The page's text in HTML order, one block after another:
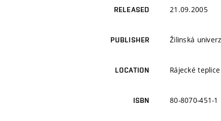
RELEASED 21.09.2005
PUBLISHER Žilinská
LOCATION Rájecké teplice
ISBN 80-8070-451-1